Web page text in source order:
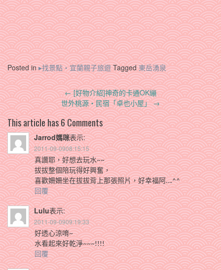
Posted in▸找景點‧宜蘭親子旅遊Tagged東岳湧泉
Post
navigation
←[好物介紹]神奇的卡通OK繃
世外桃源‧民宿「卓也小屋」→
This article has 6 Comments
Jarrod媽咪表示:
2011-09-0908:15:15
真讚耶，好想去玩水~~
拔拔整個陪玩得好興奮，
喜歡姍姍坐在拔拔背上那張照片，好幸福阿….^^
回覆
Lulu表示:
2011-09-0909:19:33
好透心涼唷~
水看起來好乾淨~~~!!!!
回覆